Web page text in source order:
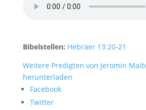
Bibelstellen: Hebräer 13:20-21
Weitere Predigten von Jeromin Maib
herunterladen
Facebook
Twitter